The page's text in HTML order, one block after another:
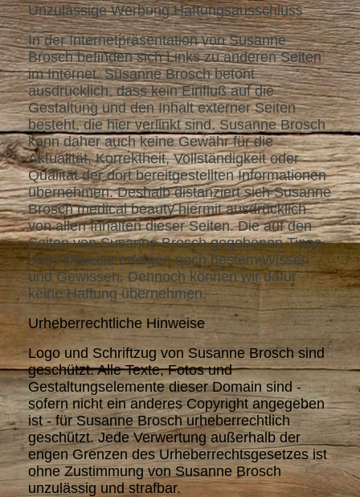
Unzulässige Werbung Haftungsausschluss
In der Internetpräsentation von Susanne
Brosch befinden sich Links zu anderen Seiten
im Internet. Susanne Brosch betont
ausdrücklich, dass kein Einfluß auf die
Gestaltung und den Inhalt externer Seiten
besteht, die hier verlinkt sind. Susanne Brosch
kann daher auch keine Gewähr für die
Aktualität, Korrektheit, Vollständigkeit oder
Qualität der dort bereitgestellten Informationen
übernehmen. Deshalb distanziert sich Susanne
Brosch medical beauty hiermit ausdrücklich
von allen Inhalten dieser Seiten. Die auf den
Seiten von Susanne Brosch gegebenen Tipps
und Hinweise erfolgen nach bestem Wissen
und Gewissen. Dennoch können wir dafür
keine Haftung übernehmen.
Urheberrechtliche Hinweise
Logo und Schriftzug von Susanne Brosch sind
geschützt. Alle Texte, Fotos und
Gestaltungselemente dieser Domain sind -
sofern nicht ein anderes Copyright angegeben
ist - für Susanne Brosch urheberrechtlich
geschützt. Jede Verwertung außerhalb der
engen Grenzen des Urheberrechtsgesetzes ist
ohne Zustimmung von Susanne Brosch
unzulässig und strafbar.